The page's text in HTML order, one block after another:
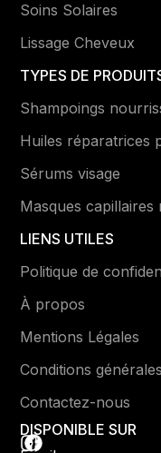
Soins Solaires
Lissage Cheveux
TYPES DE
Shampoings
Huiles réparatrices
Sérums visage
Masques capillaires
LIENS UTILES
Politique de
À propos
Mentions Légales
Conditions générales
Contactez-nous
DISPONIBLE SUR